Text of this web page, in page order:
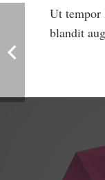
Ut tempor
blandit